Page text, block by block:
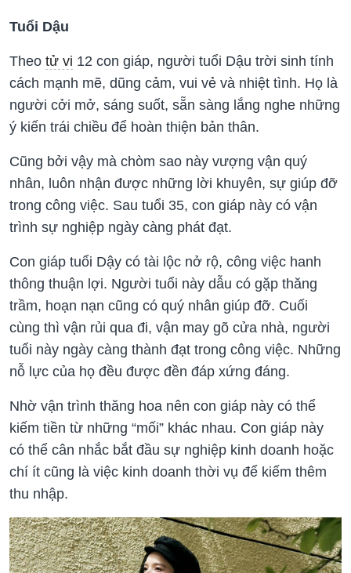
Tuổi Dậu
Theo tử vi 12 con giáp, người tuổi Dậu trời sinh tính
cách mạnh mẽ, dũng cảm, vui vẻ và nhiệt tình. Họ là
người cởi mở, sáng suốt, sẵn sàng lắng nghe những
ý kiến trái chiều để hoàn thiện bản thân.
Cũng bởi vậy mà chòm sao này vượng vận quý
nhân, luôn nhận được những lời khuyên, sự giúp đỡ
trong công việc. Sau tuổi 35, con giáp này có vận
trình sự nghiệp ngày càng phát đạt.
Con giáp tuổi Dậy có tài lộc nở rộ, công việc hanh
thông thuận lợi. Người tuổi này dẫu có gặp thăng
trầm, hoạn nạn cũng có quý nhân giúp đỡ. Cuối
cùng thì vận rủi qua đi, vận may gõ cửa nhà, người
tuổi này ngày càng thành đạt trong công việc. Những
nỗ lực của họ đều được đền đáp xứng đáng.
Nhờ vận trình thăng hoa nên con giáp này có thể
kiếm tiền từ những “mối” khác nhau. Con giáp này
có thể cân nhắc bắt đầu sự nghiệp kinh doanh hoặc
chí ít cũng là việc kinh doanh thời vụ để kiếm thêm
thu nhập.